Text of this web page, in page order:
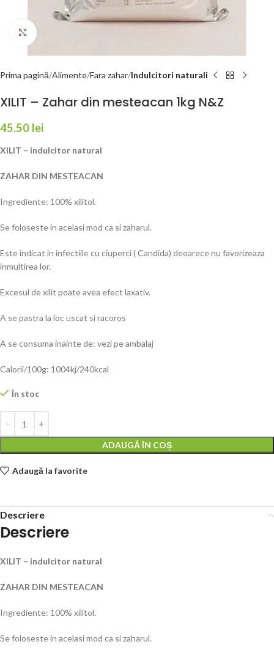
Faceți click pentru a mări
Prima pagină Alimente Fara zahar Indulcitori naturali
XILIT – Zahar din mesteacan 1kg N&Z
45.50 lei
XILIT – indulcitor natural
ZAHAR DIN MESTEACAN
Ingrediente: 100% xilitol.
Se foloseste in acelasi mod ca si zaharul.
Este indicat in infectiile cu ciuperci ( Candida) deoarece nu favorizeaza
inmultirea lor.
Excesul de xilit poate avea efect laxativ.
A se pastra la loc uscat si racoros
A se consuma inainte de: vezi pe ambalaj
Calorii/100g: 1004kj/240kcal
În stoc
ADAUGĂ ÎN COȘ
Adaugă la favorite
Descriere
Descriere
XILIT – indulcitor natural
ZAHAR DIN MESTEACAN
Ingrediente: 100% xilitol.
Se foloseste in acelasi mod ca si zaharul.